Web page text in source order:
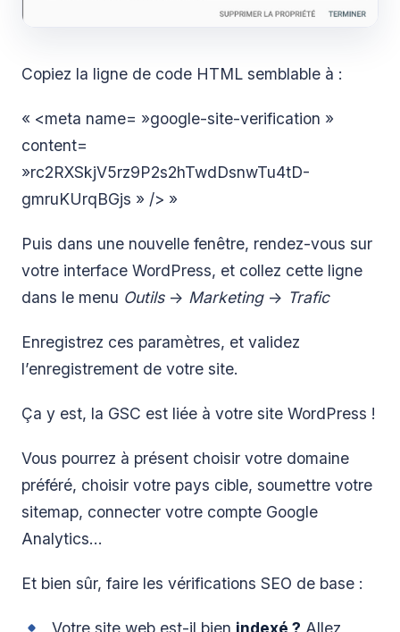
Copiez la ligne de code HTML semblable à :
« <meta name= »google-site-verification »
content=
»rc2RXSkjV5rz9P2s2hTwdDsnwTu4tD-
gmruKUrqBGjs » /> »
Puis dans une nouvelle fenêtre, rendez-vous sur
votre interface WordPress, et collez cette ligne
dans le menu Outils-> Marketing-> Trafic
Enregistrez ces paramètres, et validez
l’enregistrement de votre site.
Ça y est, la GSC est liée à votre site WordPress !
Vous pourrez à présent choisir votre domaine
préféré, choisir votre pays cible, soumettre votre
sitemap, connecter votre compte Google
Analytics…
Et bien sûr, faire les vérifications SEO de base :
Votre site web est-il bien indexé ? Allez